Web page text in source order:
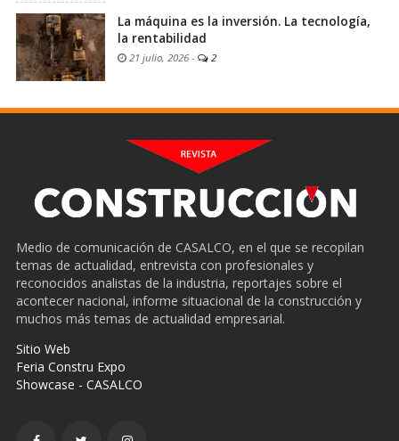
La máquina es la inversión. La tecnología,
la rentabilidad
21 julio, 2026 - 2
Medio de comunicación de CASALCO, en el que se recopilan
temas de actualidad, entrevista con profesionales y
reconocidos analistas de la industria, reportajes sobre el
acontecer nacional, informe situacional de la construcción y
muchos más temas de actualidad empresarial.
Sitio Web
Feria Constru Expo
Showcase - CASALCO